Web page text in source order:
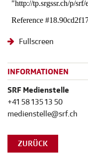
Fullscreen
INFORMATIONEN
SRF Medienstelle
+41 58 135 13 50
medienstelle@srf.ch
ZURÜCK